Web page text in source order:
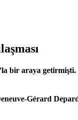
araya getirmişti.
Gérard